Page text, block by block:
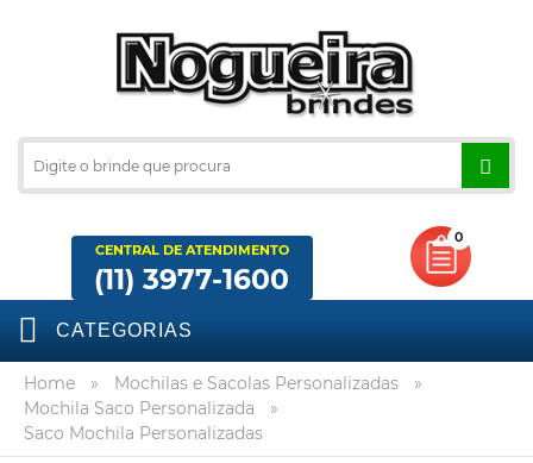
CENTRAL DE ATENDIMENTO
(11) 3977-1600
0
CATEGORIAS
Home » Mochilas e Sacolas Personalizadas
»
Mochila Saco Personalizada
»
Saco Mochila Personalizadas